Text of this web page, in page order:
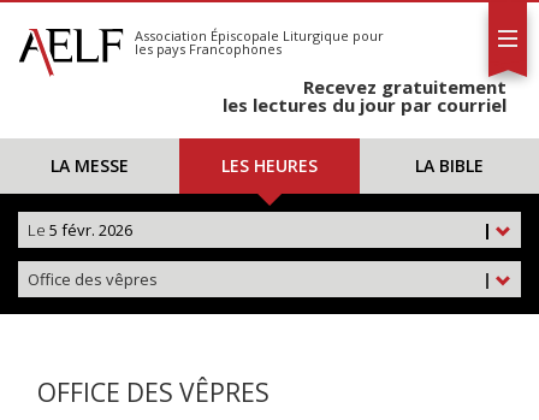
S'abonner
Calendrier
Association Épiscopale Liturgique pour
les pays Francophones
Recevez gratuitement
les lectures du jour par courriel
LA MESSE LES HEURES LA BIBLE
|
Le 5 févr. 2026
|
Office des vêpres
OFFICE DES VÊPRES